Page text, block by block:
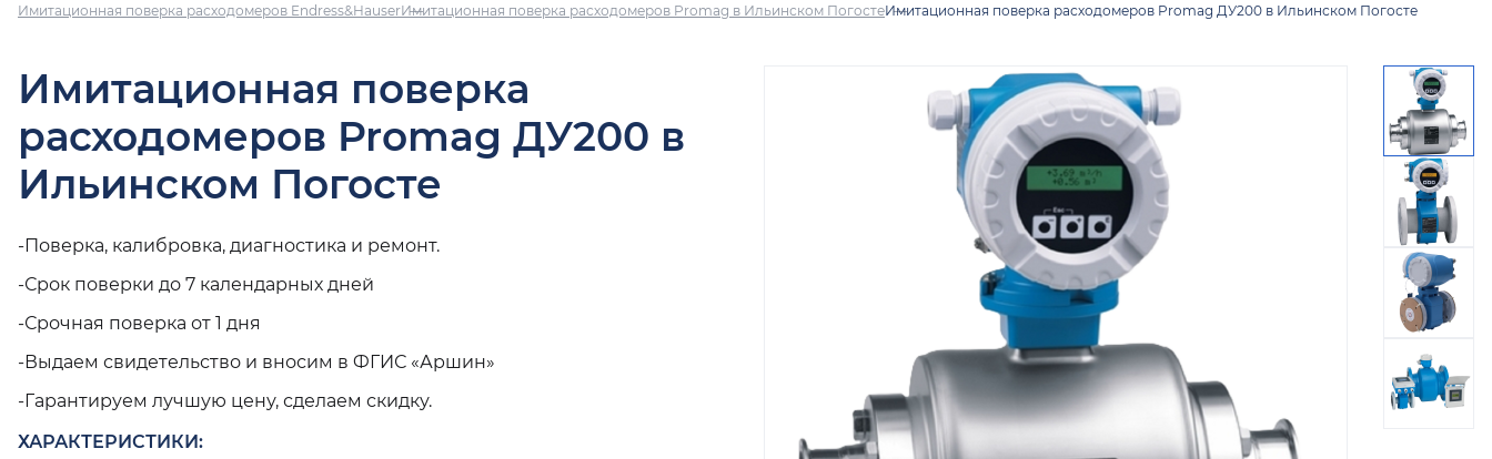
Имитационная поверка расходомеров Endress&HauserИмитационная поверка расходомеров Promag в Ильинском ПогостеИмитационная поверка расходомеров Promag ДУ200 в Ильинском Погосте
Имитационная поверка
расходомеров Promag ДУ200 в
Ильинском Погосте
-Поверка, калибровка, диагностика и ремонт.
-Срок поверки до 7 календарных дней
-Срочная поверка от 1 дня
-Выдаем свидетельство и вносим в ФГИС «Аршин»
-Гарантируем лучшую цену, сделаем скидку.
ХАРАКТЕРИСТИКИ: